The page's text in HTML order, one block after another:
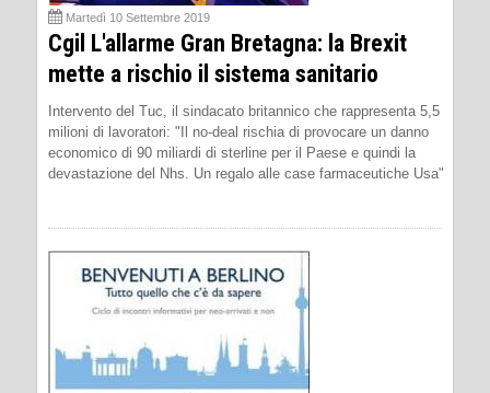
Martedì 10 Settembre 2019
Cgil L'allarme Gran Bretagna: la Brexit
mette a rischio il sistema sanitario
Intervento del Tuc, il sindacato britannico che rappresenta 5,5
milioni di lavoratori: "Il no-deal rischia di provocare un danno
economico di 90 miliardi di sterline per il Paese e quindi la
devastazione del Nhs. Un regalo alle case farmaceutiche Usa"